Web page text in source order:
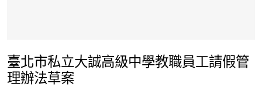
臺北市私立大誠高級中學教職員工請假管
理辦法草案